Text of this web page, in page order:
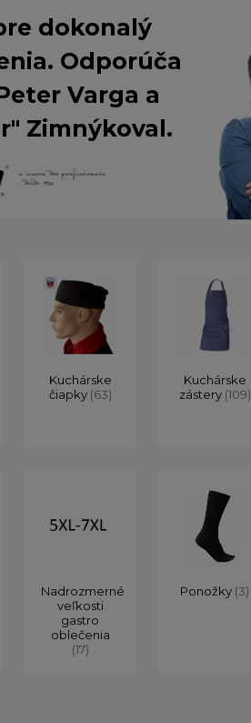
dokonalý
Odporúča
Varga a
Zimnýkoval.
Kuchárske
čiapky (63)
Kuchárske
zástery (109)
Nadrozmerné
veľkosti
gastro
oblečenia
(17)
Ponožky (3)